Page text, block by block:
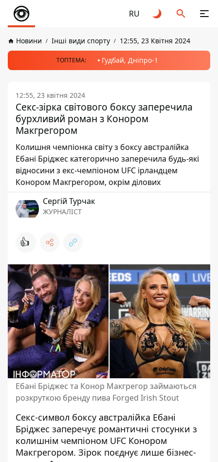
RU
Новини Інші види спорту 12:55, 23 Квітня 2024
ТОПТЕМА: Гудбай, Дніпро-1
12:55, 23 квітня 2024
Секс-зірка світового боксу заперечила
бурхливий роман з Конором
Макгрегором
Колишня чемпіонка світу з боксу австралійка
Ебані Бріджес категорично заперечила будь-які
відносини з екс-чемпіоном UFC ірландцем
Конором Макгрегором, окрім ділових
Сергій Турчак
ЖУРНАЛІСТ
👍
Ебані Бріджес та Конор Макгрегор займаються
розкруткою бренду пива Forged Irish Stout
Секс-символ боксу австралійка Ебані
Бріджес заперечує романтичні стосунки з
колишнім чемпіоном UFC Конором
Макгрегором. Зірок поєднує лише бізнес-